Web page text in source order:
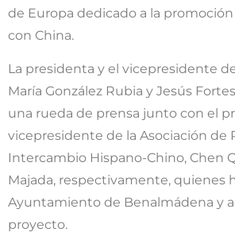
de Europa dedicado a la
con China.
La presidenta y el vicepresidente de
María González Rubia y Jesús
una rueda de prensa junto con el
vicepresidente de la Asociación de
Intercambio Hispano-Chino, Chen
Majada, respectivamente, quienes
Ayuntamiento de Benalmádena y a
proyecto.